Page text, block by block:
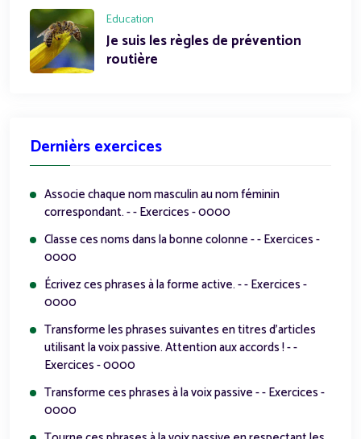
Education
Je suis les règles de prévention
routière
Dernièrs exercices
Associe chaque nom masculin au nom féminin
correspondant. - - Exercices - 0000
Classe ces noms dans la bonne colonne - - Exercices -
0000
Écrivez ces phrases à la forme active. - - Exercices -
0000
Transforme les phrases suivantes en titres d’articles
utilisant la voix passive. Attention aux accords ! - -
Exercices - 0000
Transforme ces phrases à la voix passive - - Exercices -
0000